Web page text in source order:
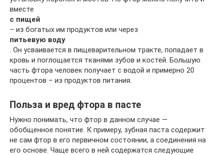
вместе
с пищей
– из богатых им продуктов или через
питьевую воду
. Он усваивается в пищеварительном тракте, попадает в
кровь и поглощается тканями зубов и костей. Большую
часть фтора человек получает с водой и примерно 20
процентов – из продуктов питания.
Польза и вред фтора в пасте
Нужно понимать, что фтор в данном случае —
обобщенное понятие. К примеру, зубная паста содержит
не сам фтор в его первичном состоянии, а соединения на
его основе. Чаще всего в ней содержатся следующие